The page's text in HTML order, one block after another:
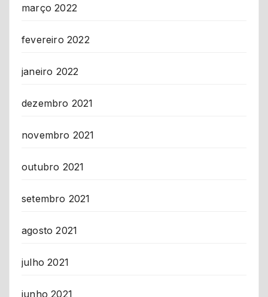
março 2022
fevereiro 2022
janeiro 2022
dezembro 2021
novembro 2021
outubro 2021
setembro 2021
agosto 2021
julho 2021
junho 2021